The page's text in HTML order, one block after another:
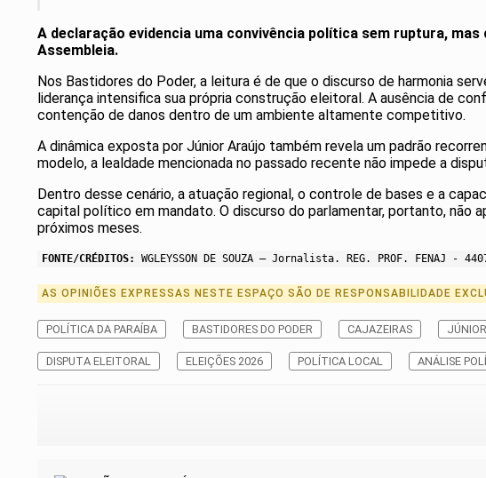
A declaração evidencia uma convivência política sem ruptura,
Assembleia.
Nos Bastidores do Poder, a leitura é de que o discurso de harmonia
liderança intensifica sua própria construção eleitoral. A ausência de
contenção de danos dentro de um ambiente altamente competitivo.
A dinâmica exposta por Júnior Araújo também revela um padrão
modelo, a lealdade mencionada no passado recente não impede a
Dentro desse cenário, a atuação regional, o controle de bases e a
capital político em mandato. O discurso do parlamentar, portanto, não
próximos meses.
FONTE/CRÉDITOS: WGLEYSSON DE SOUZA – Jornalista. REG. PROF. FENAJ -
AS OPINIÕES EXPRESSAS NESTE ESPAÇO SÃO DE RESPONSABILIDADE
POLÍTICA DA PARAÍBA BASTIDORES DO PODER CAJAZEIRAS
DISPUTA ELEITORAL ELEIÇÕES 2026 POLÍTICA LOCAL ANÁLISE